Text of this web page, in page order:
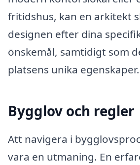
fritidshus, kan en arkitekt
designen efter dina
önskemål, samtidigt som
platsens unika egenskaper.
Bygglov och regler
Att navigera i
vara en utmaning. En